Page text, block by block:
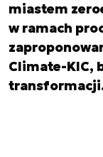
miastem
w ramach
Climate-KIC,